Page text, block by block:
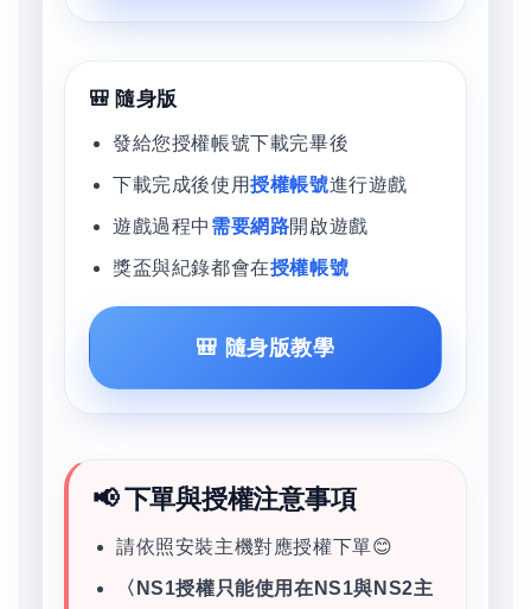
🎒 隨身版
發給您授權帳號下載完畢後
下載完成後使用授權帳號進行遊戲
遊戲過程中 需要網路開啟遊戲
獎盃與紀錄都會在授權帳號
🎒 隨身版教學
📢 下單與授權注意事項
請依照安裝主機對應授權下單😊
〈NS1授權只能使用在NS1與NS2主